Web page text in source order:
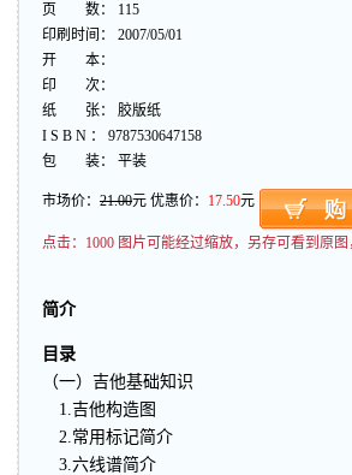
页 数： 115
印刷时间： 2007/05/01
开 本：
印 次：
纸 张： 胶版纸
I S B N ： 9787530647158
包 装： 平装
市场价： 21.00元 优惠价： 17.50元
点击： 1000 图片可能经过缩放，另存可看到原
简介
目录
（一）吉他基础知识
1.吉他构造图
2.常用标记简介
3.六线谱简介